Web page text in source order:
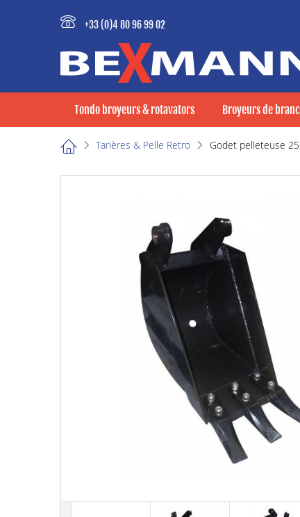
+33 (0)4 80 96 99 02
Tondo broyeurs & rotavators Broyeurs de
Tarières & Pelle Retro Godet pelleteuse